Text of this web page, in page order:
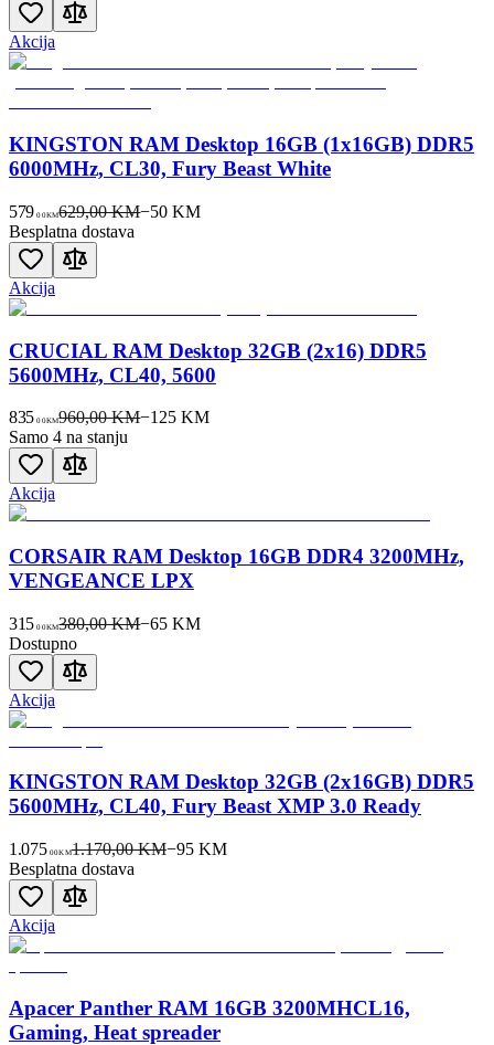
Akcija
KINGSTON RAM Desktop 16GB (1x16GB) DDR5
6000MHz, CL30, Fury Beast White
579 00KM629,00 KM−50 KM
Besplatna dostava
Akcija
CRUCIAL RAM Desktop 32GB (2x16) DDR5
5600MHz, CL40, 5600
835 00KM960,00 KM−125 KM
Samo 4 na stanju
Akcija
CORSAIR RAM Desktop 16GB DDR4 3200MHz,
VENGEANCE LPX
315 00KM380,00 KM−65 KM
Dostupno
Akcija
KINGSTON RAM Desktop 32GB (2x16GB) DDR5
5600MHz, CL40, Fury Beast XMP 3.0 Ready
1.075 00KM1.170,00 KM−95KM
Besplatna dostava
Akcija
Apacer Panther RAM 16GB 3200MHCL16,
Gaming, Heat spreader